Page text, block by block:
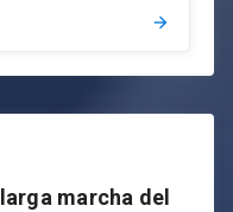
arrow_forward
marcha del